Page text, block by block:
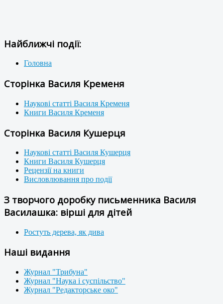
Найближчі події:
Головна
Сторінка Василя Кременя
Наукові статті Василя Кременя
Книги Василя Кременя
Сторінка Василя Кушерця
Наукові статті Василя Кушерця
Книги Василя Кушерця
Рецензії на книги
Висловлювання про події
З творчого доробку письменника Василя
Василашка: вірші для дітей
Ростуть дерева, як дива
Наші видання
Журнал "Трибуна"
Журнал "Наука і суспільство"
Журнал "Редакторське око"